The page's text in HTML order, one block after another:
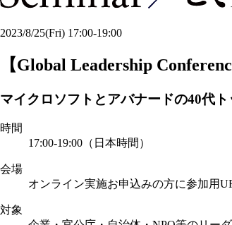
2023/8/25(Fri) 17:00-19:00
【Global Leadership
マイクロソフトとアバナードの40代ト
時間
17:00-19:00（日本時間）
会場
オンライン実施お申込みの方に参加用
対象